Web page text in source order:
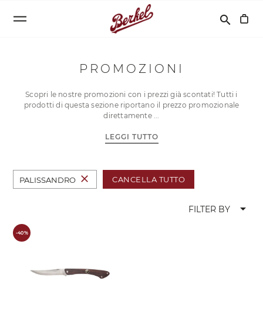
Cerca
search
PROMOZIONI
Scopri le nostre promozioni con i prezzi già scontati! Tutti i
prodotti di questa sezione riportano il prezzo promozionale
direttamente
LEGGI TUTTO
PALISSANDRO close CANCELLA TUTTO
FILTER BY arrow_drop_down
-40%